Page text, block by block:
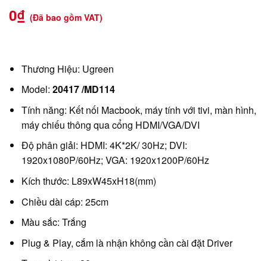
0₫ (Đã bao gồm VAT)
Thương Hiệu: Ugreen
Model: 20417 /MD114
Tính năng: Kết nối Macbook, máy tính với tivi, màn hình,
máy chiếu thông qua cổng HDMI/VGA/DVI
Độ phân giải: HDMI: 4K*2K/ 30Hz; DVI:
1920x1080P/60Hz; VGA: 1920x1200P/60Hz
Kích thước: L89xW45xH18(mm)
Chiều dài cáp: 25cm
Màu sắc: Trắng
Plug & Play, cắm là nhận không cần cài đặt Driver